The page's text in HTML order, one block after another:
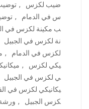
ضيب لكزس
,
س في الدمام
,
ب مكينة لكزس في
نة لكزس في الجبيل
لكزس في الدمام
,
يكي لكزس
,
ي لكزس في الجبيل
يكانيكي لكزس في
كزس الجبيل
,